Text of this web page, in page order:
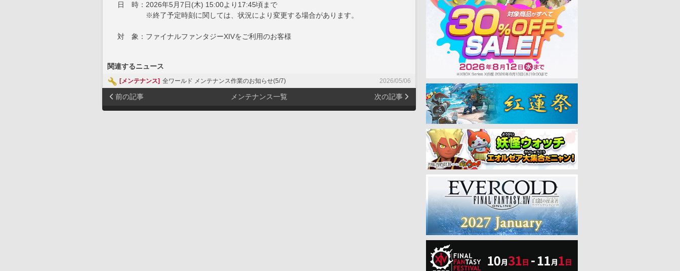
日 時：2026年5月7日(木) 15:00より17:45頃まで
※終了予定時刻に関しては、状況により変更する場合があります。
対 象：ファイナルファンタジーXIVをご利用のお客様
関連するニュース
[メンテナンス] 全ワールド メンテナンス作業のお知らせ(5/7) 2026/05/06
前の記事 メンテナンス一覧 次の記事